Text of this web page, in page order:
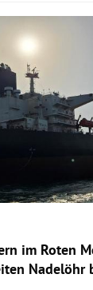
im Roten
Nadelöhr